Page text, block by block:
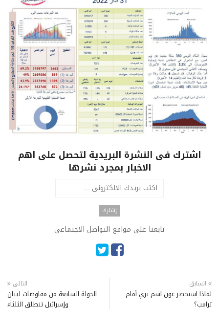
اشترك فى النشرة البريدية لتحصل على اهم
الاخبار بمجرد نشرها
تابعنا على مواقع التواصل الاجتماعى
السابق
لماذا استحضر عون اسم بري أمام
ترامب؟
التالى
الجولة السابعة من مفاوضات لبنان
وإسرائيل تنطلق الثلثاء